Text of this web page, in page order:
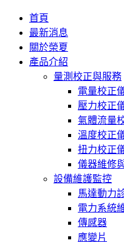
首頁
最新消息
關於榮夏
產品介紹
量測校正與服務
電量校正
壓力校正
氣體流量
溫度校正
扭力校正
儀器維修
設備維護監控
馬達動力
電力系統
傳感器
應變片